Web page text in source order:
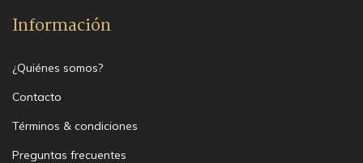
Información
¿Quiénes somos?
Contacto
Términos & condiciones
Preguntas frecuentes